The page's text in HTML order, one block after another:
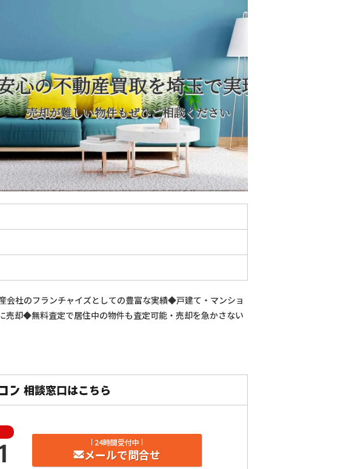
社のフランチャイズとしての豊富な実績◆戸建て・マンショ
却◆無料査定で居住中の物件も査定可能・売却を急かさない
24時間受付中
メールで問合せ